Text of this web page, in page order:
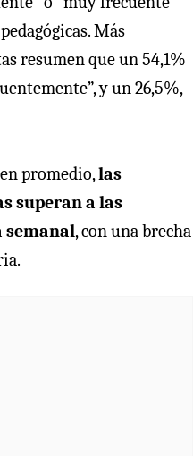
Más
resumen que un 54,1%
y un 26,5%,
promedio,las
superan a las
semanal, con una brecha